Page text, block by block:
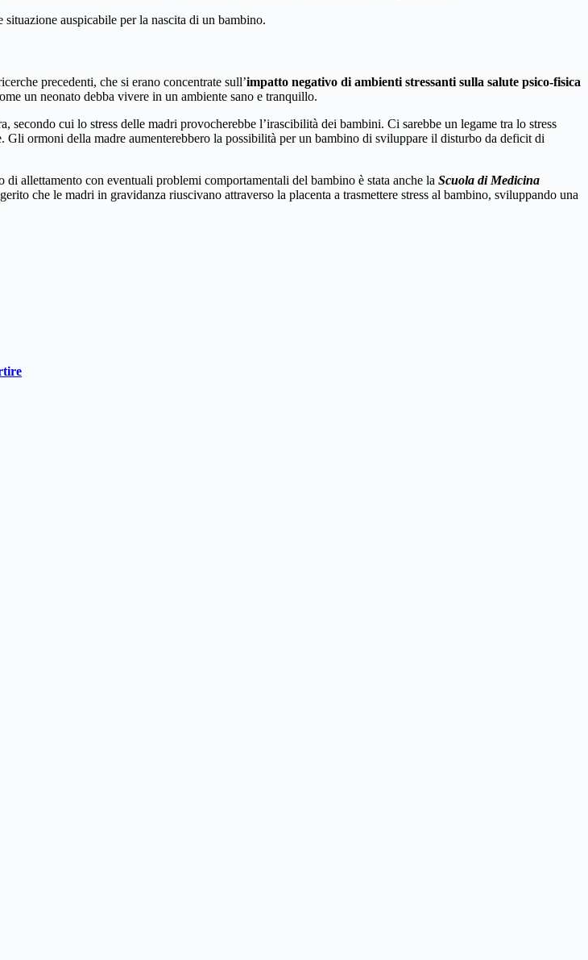
auspicabile per la nascita di un bambino.
precedenti, che si erano concentrate sull’impatto negativo di ambienti stressanti sulla salute psico-fisica
un neonato debba vivere in un ambiente sano e tranquillo.
secondo cui lo stress delle madri provocherebbe l’irascibilità dei bambini. Ci sarebbe un legame tra lo stress
ormoni della madre aumenterebbero la possibilità per un bambino di sviluppare il disturbo da deficit di
allettamento con eventuali problemi comportamentali del bambino è stata anche la Scuola di Medicina
che le madri in gravidanza riuscivano attraverso la placenta a trasmettere stress al bambino, sviluppando una